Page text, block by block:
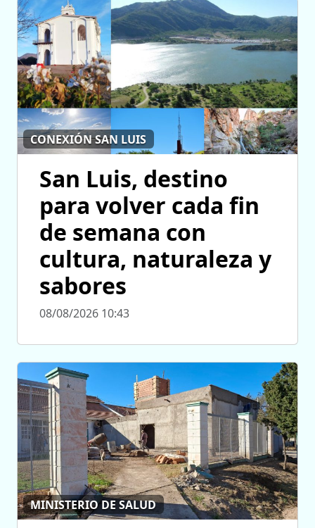
CONEXIÓN SAN LUIS
San Luis, destino
para volver cada fin
de semana con
cultura, naturaleza y
sabores
08/08/2026 10:43
MINISTERIO DE SALUD